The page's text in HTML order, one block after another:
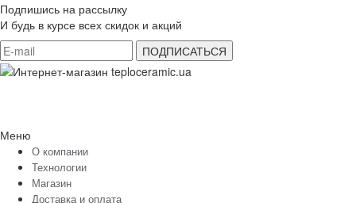
Подпишись на рассылку
И будь в курсе всех скидок и акций
Меню
О компании
Технологии
Магазин
Доставка и оплата